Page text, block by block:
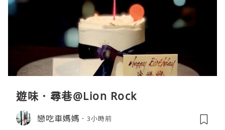
遊味．尋巷@Lion Rock
戀吃車媽媽 3小時前